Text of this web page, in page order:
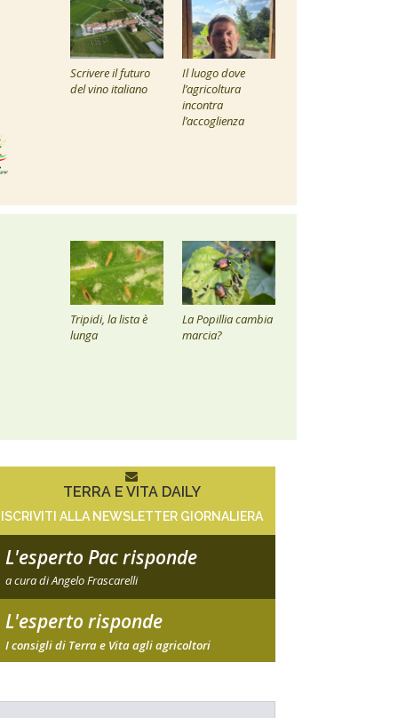
Scrivere il futuro
del vino italiano
Il luogo dove
l’agricoltura
incontra
l’accoglienza
Tripidi, la lista è
lunga
La Popillia cambia
marcia?
TERRA E VITA DAILY
ISCRIVITI ALLA NEWSLETTER GIORNALIERA
L'esperto Pac risponde
a cura di Angelo Frascarelli
L'esperto risponde
I consigli di Terra e Vita agli agricoltori